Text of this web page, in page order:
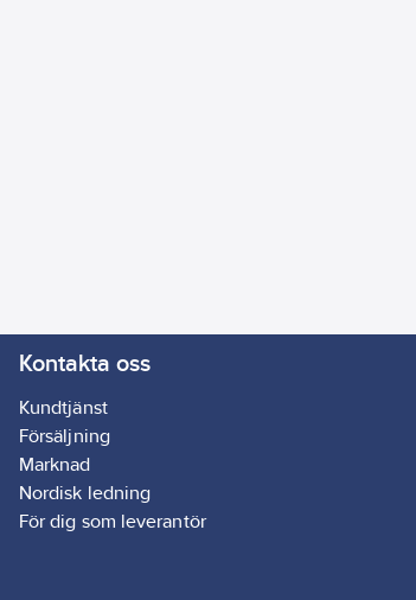
Kontakta oss
Kundtjänst
Försäljning
Marknad
Nordisk ledning
För dig som leverantör